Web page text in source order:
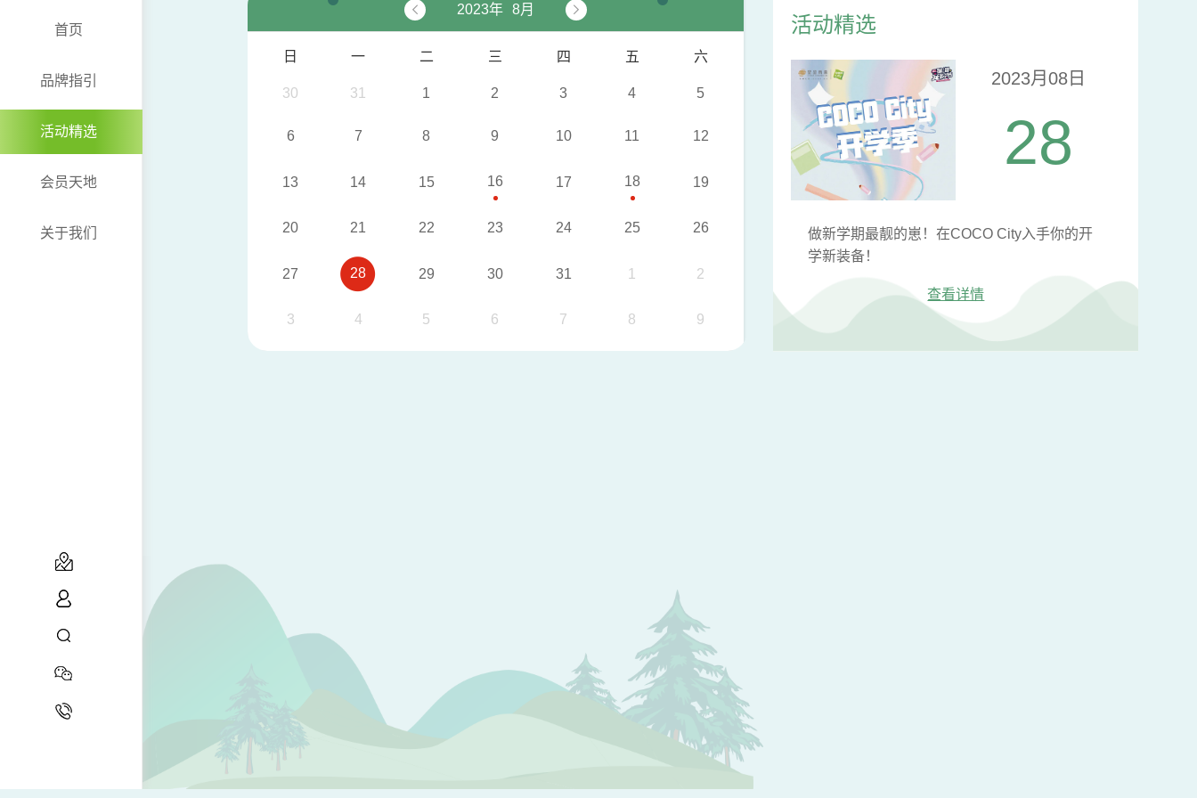
首页
品牌指引
活动精选
会员天地
关于我们
 2023年 8月 
日 一 二 三 四 五 六
30 31 1 2 3 4 5
6 7 8 9 10 11 12
13 14 15 16 17 18 19
20 21 22 23 24 25 26
27 28 29 30 31 1 2
3 4 5 6 7 8 9
活动精选
2023月08日
28
做新学期最靓的崽！在COCO City入手你的开
学新装备！
查看详情